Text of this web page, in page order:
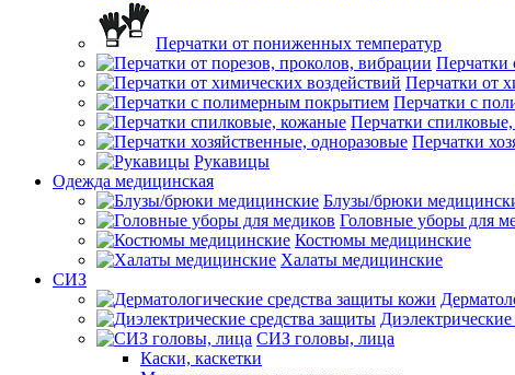
Перчатки от пониженных температур
Перчатки
Перчатки от
Перчатки с
Перчатки
Перчатки
Рукавицы
Одежда медицинская
Блузы/брюки
Головные уборы для
Костюмы медицинские
Халаты медицинские
СИЗ
СИЗ головы, лица
Каски, каскетки